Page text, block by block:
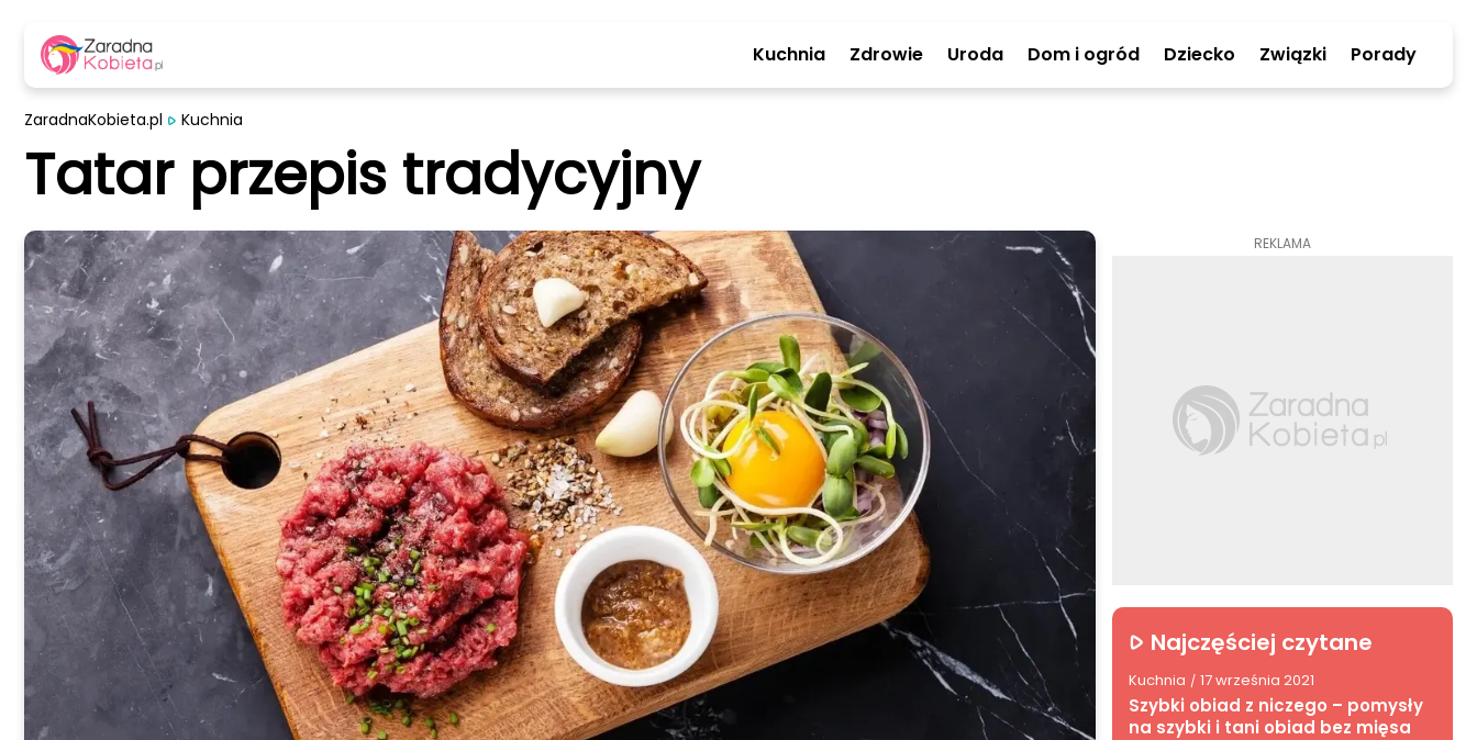
Kuchnia Zdrowie Uroda Dom i ogród Dziecko Związki Porady
ZaradnaKobieta.pl Kuchnia
Tatar przepis tradycyjny
REKLAMA
Najczęściej czytane
Kuchnia / 17 września 2021
Szybki obiad z niczego – pomysły
na szybki i tani obiad bez mięsa